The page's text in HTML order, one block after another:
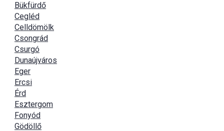
Bükfürdő
Cegléd
Celldömölk
Csongrád
Csurgó
Dunaújváros
Eger
Ercsi
Érd
Esztergom
Fonyód
Gödöllő